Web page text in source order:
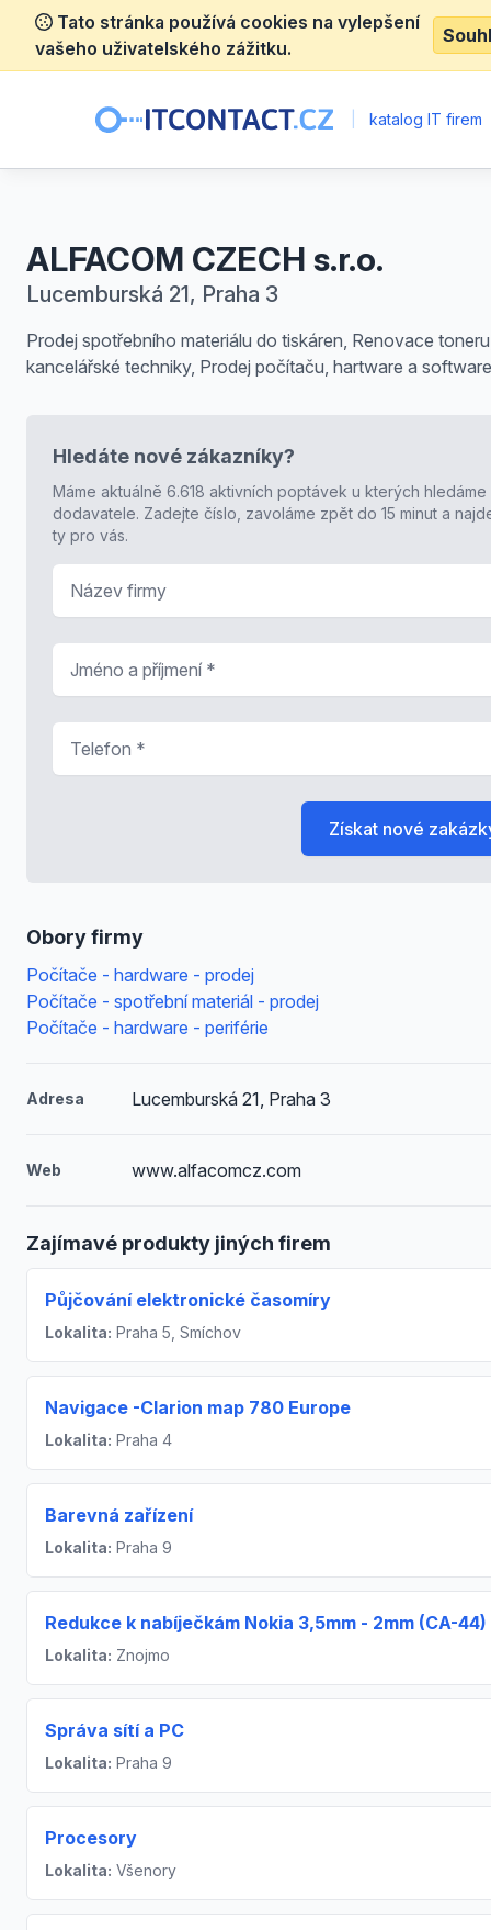
Tato stránka používá cookies na vylepšení
vašeho uživatelského zážitku.
katalog IT firem
ALFACOM CZECH s.r.o.
Lucemburská 21, Praha 3
Prodej spotřebního materiálu do tiskáren, Renovace
kancelářské techniky, Prodej počítaču, hartware a software
Obory firmy
Počítače - hardware - prodej
Počítače - spotřební materiál - prodej
Počítače - hardware - periférie
Adresa Lucemburská 21, Praha 3
Web www.alfacomcz.com
Zajímavé produkty jiných firem
Půjčování elektronické časomíry
Lokalita: Praha 5, Smíchov
Navigace -Clarion map 780 Europe
Lokalita: Praha 4
Barevná zařízení
Lokalita: Praha 9
Redukce k nabíječkám Nokia 3,5mm - 2mm (CA-44)
Lokalita: Znojmo
Správa sítí a PC
Lokalita: Praha 9
Procesory
Lokalita: Všenory
Hledáte nové zákazníky?
Máme aktuálně 6.618 aktivních poptávek u kterých hledáme
dodavatele. Zadejte číslo, zavoláme zpět do 15 minut a
ty pro vás.
Získat nové